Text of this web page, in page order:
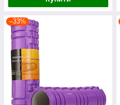
–33%